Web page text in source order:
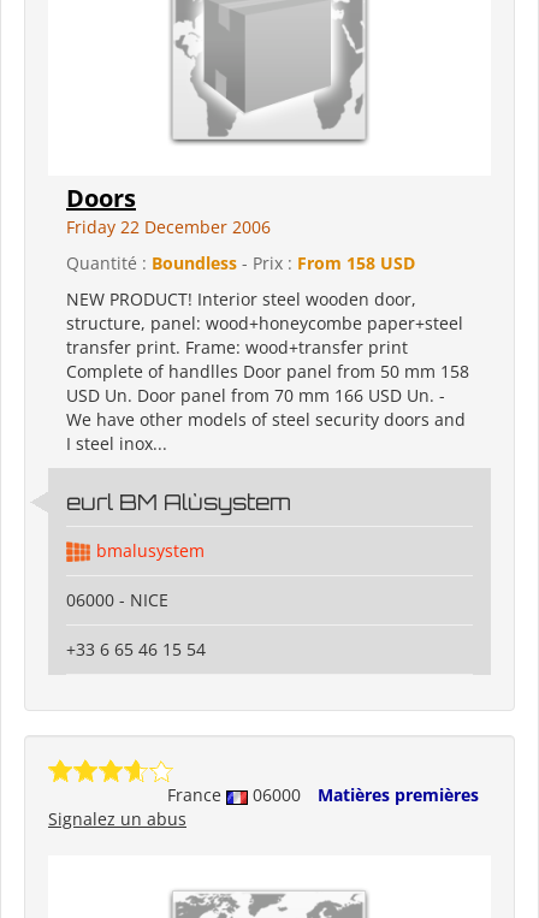
Doors
Friday 22 December 2006
Quantité : Boundless - Prix : From 158 USD
NEW PRODUCT! Interior steel wooden door,
structure, panel: wood+honeycombe paper+steel
transfer print. Frame: wood+transfer print
Complete of handlles Door panel from 50 mm 158
USD Un. Door panel from 70 mm 166 USD Un. -
We have other models of steel security doors and
I steel inox...
eurl BM Alùsystem
bmalusystem
06000 - NICE
+33 6 65 46 15 54
France 06000
Matières premières
Signalez un abus